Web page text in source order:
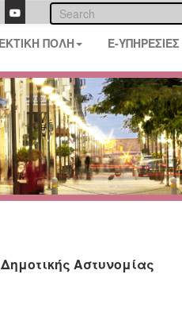
ΠΟΛΗ E-ΥΠΗΡΕΣΙΕΣ
Αστυνομίας